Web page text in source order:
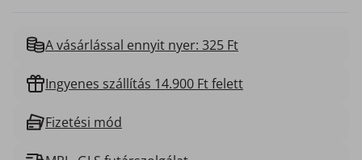
A vásárlással ennyit nyer: 325 Ft
Ingyenes szállítás 14.900 Ft felett
Fizetési mód